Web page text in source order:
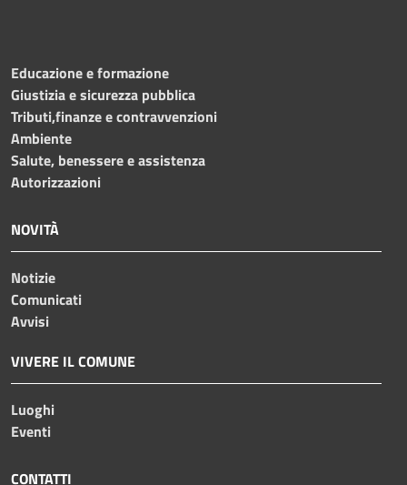
Educazione e formazione
Giustizia e sicurezza pubblica
Tributi,finanze e contravvenzioni
Ambiente
Salute, benessere e assistenza
Autorizzazioni
NOVITÀ
Notizie
Comunicati
Avvisi
VIVERE IL COMUNE
Luoghi
Eventi
CONTATTI